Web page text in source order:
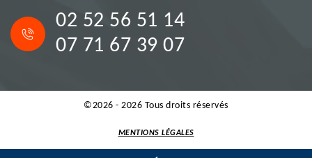
02 52 56 51 14
07 71 67 39 07
©2026 - 2026 Tous droits réservés
MENTIONS LÉGALES